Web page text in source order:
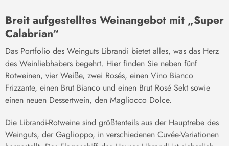
Breit aufgestelltes Weinangebot mit „Super
Calabrian“
Das Portfolio des Weinguts Librandi bietet alles, was das Herz
des Weinliebhabers begehrt. Hier finden Sie neben fünf
Rotweinen, vier Weiße, zwei Rosés, einen Vino Bianco
Frizzante, einen Brut Bianco und einen Brut Rosé Sekt sowie
einen neuen Dessertwein, den Magliocco Dolce.
Die Librandi-Rotweine sind größtenteils aus der Hauptrebe des
Weinguts, der Gaglioppo, in verschiedenen Cuvée-Variationen